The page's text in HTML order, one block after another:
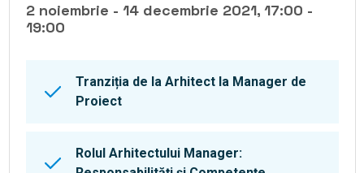
2 noiembrie - 14 decembrie 2021, 17:00 -
19:00
Tranziția de la Arhitect la Manager de
Proiect
Rolul Arhitectului Manager: